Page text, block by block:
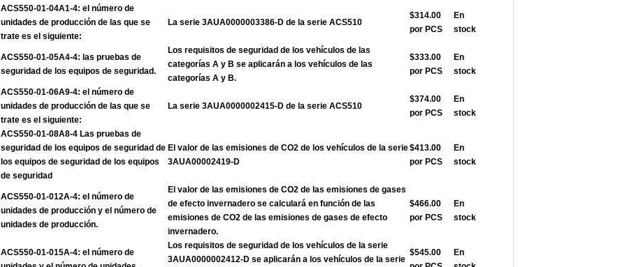
ACS550-01-04A1-4: el número de
unidades de producción de las que se
trate es el siguiente:
La serie 3AUA0000003386-D de la serie ACS510
$314.00
por PCS
En
stock
ACS550-01-05A4-4: las pruebas de
seguridad de los equipos de seguridad.
Los requisitos de seguridad de los vehículos de las
categorías A y B se aplicarán a los vehículos de las
categorías A y B.
$333.00
por PCS
En
stock
ACS550-01-06A9-4: el número de
unidades de producción de las que se
trate es el siguiente:
La serie 3AUA0000002415-D de la serie ACS510
$374.00
por PCS
En
stock
ACS550-01-08A8-4 Las pruebas de
seguridad de los equipos de seguridad de
los equipos de seguridad de los equipos
de seguridad
El valor de las emisiones de CO2 de los vehículos de la serie
3AUA00002419-D
$413.00
por PCS
En
stock
ACS550-01-012A-4: el número de
unidades de producción y el número de
unidades de producción.
El valor de las emisiones de CO2 de las emisiones de gases
de efecto invernadero se calculará en función de las
emisiones de CO2 de las emisiones de gases de efecto
invernadero.
$466.00
por PCS
En
stock
ACS550-01-015A-4: el número de
Los requisitos de seguridad de los vehículos de la serie
3AUA0000002412-D se aplicarán a los vehículos de la serie
$545.00
En